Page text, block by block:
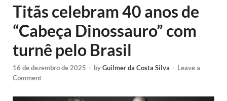
Titãs celebram 40 anos de
“Cabeça Dinossauro” com
turnê pelo Brasil
16 de dezembro de 2025 - byGuilmer da Costa Silva - Leave a
Comment